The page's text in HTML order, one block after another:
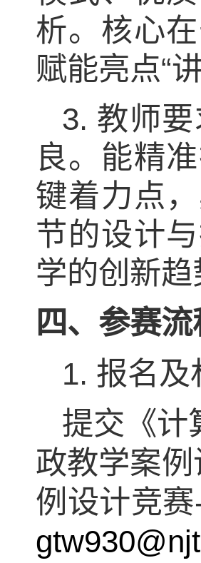
析。核心
赋能亮点“
3. 教师要
良。能精
键着力点
节的设计
学的创新趋
四、参赛
1. 报名及
提交《计
政教学案
例设计竞赛